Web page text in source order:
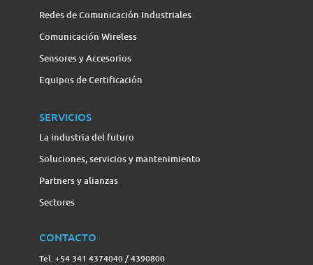
Redes de Comunicación Industriales
Comunicación Wireless
Sensores y Accesorios
Equipos de Certificación
SERVICIOS
La industria del futuro
Soluciones, servicios y mantenimiento
Partners y alianzas
Sectores
CONTACTO
Tel. +54 341 4374040 / 4390800